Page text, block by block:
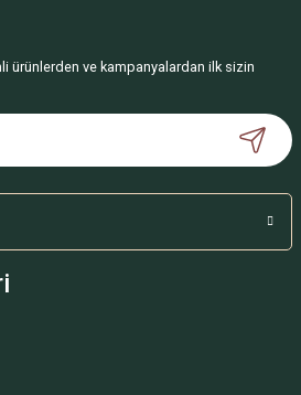
ürünlerden ve kampanyalardan ilk sizin